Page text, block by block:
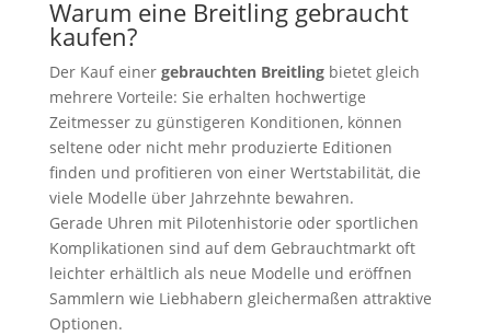
Warum eine Breitling gebraucht
kaufen?
Der Kauf einer gebrauchten Breitlingbietet gleich
mehrere Vorteile: Sie erhalten hochwertige
Zeitmesser zu günstigeren Konditionen, können
seltene oder nicht mehr produzierte Editionen
finden und profitieren von einer Wertstabilität, die
viele Modelle über Jahrzehnte bewahren.
Gerade Uhren mit Pilotenhistorie oder sportlichen
Komplikationen sind auf dem Gebrauchtmarkt oft
leichter erhältlich als neue Modelle und eröffnen
Sammlern wie Liebhabern gleichermaßen attraktive
Optionen.